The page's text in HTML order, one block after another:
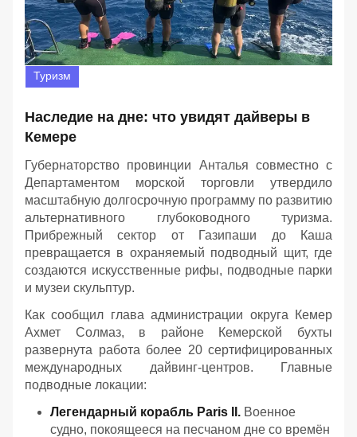
Туризм
Наследие на дне: что увидят дайверы в
Кемере
Губернаторство провинции Анталья совместно с
Департаментом морской торговли утвердило
масштабную долгосрочную программу по развитию
альтернативного глубоководного туризма.
Прибрежный сектор от Газипаши до Каша
превращается в охраняемый подводный щит, где
создаются искусственные рифы, подводные парки
и музеи скульптур.
Как сообщил глава администрации округа Кемер
Ахмет Солмаз, в районе Кемерской бухты
развернута работа более 20 сертифицированных
международных дайвинг-центров. Главные
подводные локации:
Легендарный корабль Paris II. Военное
судно, покоящееся на песчаном дне со времён